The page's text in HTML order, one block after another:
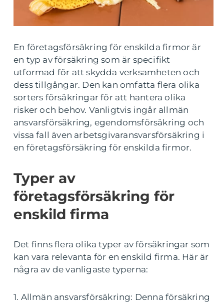
En företagsförsäkring för enskilda firmor är
en typ av försäkring som är specifikt
utformad för att skydda verksamheten och
dess tillgångar. Den kan omfatta flera olika
sorters försäkringar för att hantera olika
risker och behov. Vanligtvis ingår allmän
ansvarsförsäkring, egendomsförsäkring och
vissa fall även arbetsgivaransvarsförsäkring i
en företagsförsäkring för enskilda firmor.
Typer av
företagsförsäkring för
enskild firma
Det finns flera olika typer av försäkringar som
kan vara relevanta för en enskild firma. Här är
några av de vanligaste typerna:
1. Allmän ansvarsförsäkring: Denna försäkring